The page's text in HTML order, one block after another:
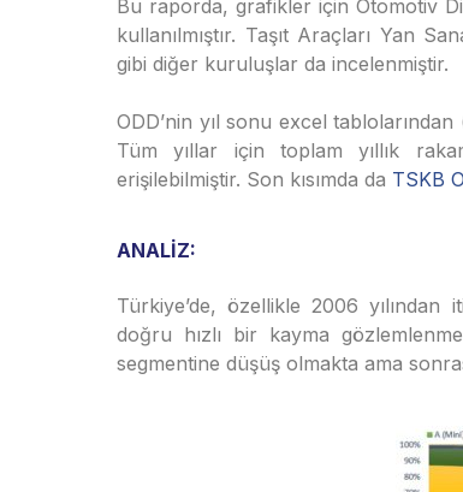
Bu raporda, grafikler için Otomotiv
kullanılmıştır. Taşıt Araçları Yan
gibi diğer kuruluşlar da incelenmiştir.
ODD’nin yıl sonu excel tablolarından
Tüm yıllar için toplam yıllık
erişilebilmiştir. Son kısımda da TSKB
ANALİZ:
Türkiye’de, özellikle 2006 yılından
doğru hızlı bir kayma
segmentine düşüş olmakta ama